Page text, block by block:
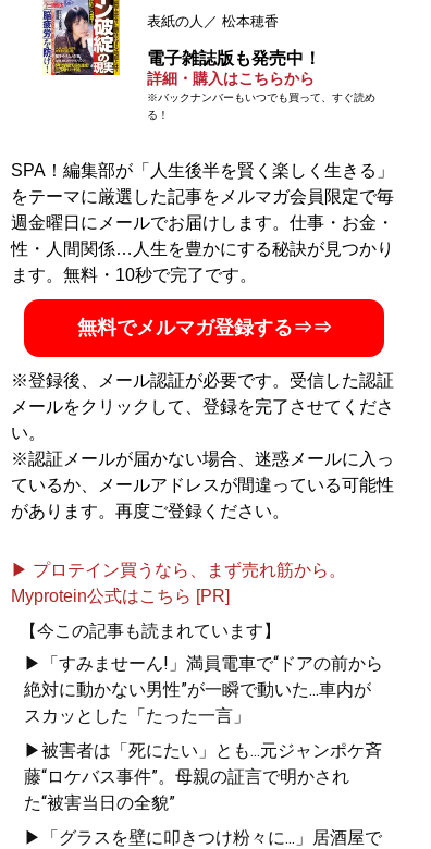
』では、なぜお金配りや若者支援をするのか、その
活動の原点などを明かしている。2021年に、若年層を中
心にした事業支援を行う自身の活動の一環として「
」を開校。
『 過去は変えられる』
青汁王子と呼ばれた「三
崎優太」のすべてが、
今、明らかになる！
記事一覧へ
表紙の人／ 松本穂香
電子雑誌版も発売中！
詳細・購入はこちらから
※バックナンバーもいつでも買って、すぐ読め
る！
SPA！編集部が「人生後半を賢く楽しく生きる」
をテーマに厳選した記事をメルマガ会員限定で毎
週金曜日にメールでお届けします。仕事・お金・
性・人間関係…人生を豊かにする秘訣が見つかり
ます。無料・10秒で完了です。
無料でメルマガ登録する⇒⇒
※登録後、メール認証が必要です。受信した認証
メールをクリックして、登録を完了させてくださ
い。
※認証メールが届かない場合、迷惑メールに入っ
ているか、メールアドレスが間違っている可能性
があります。再度ご登録ください。
▶ プロテイン買うなら、まず売れ筋から。
Myprotein公式はこちら [PR]
【今この記事も読まれています】
▶「すみませーん!」満員電車で“ドアの前から
絶対に動かない男性”が一瞬で動いた...車内が
スカッとした「たった一言」
▶被害者は「死にたい」とも...元ジャンポケ斉
藤“ロケバス事件”。母親の証言で明かされ
た“被害当日の全貌”
▶「グラスを壁に叩きつけ粉々に...」居酒屋で